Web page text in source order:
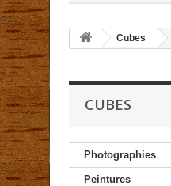
Cubes
CUBES
Photographies
Peintures